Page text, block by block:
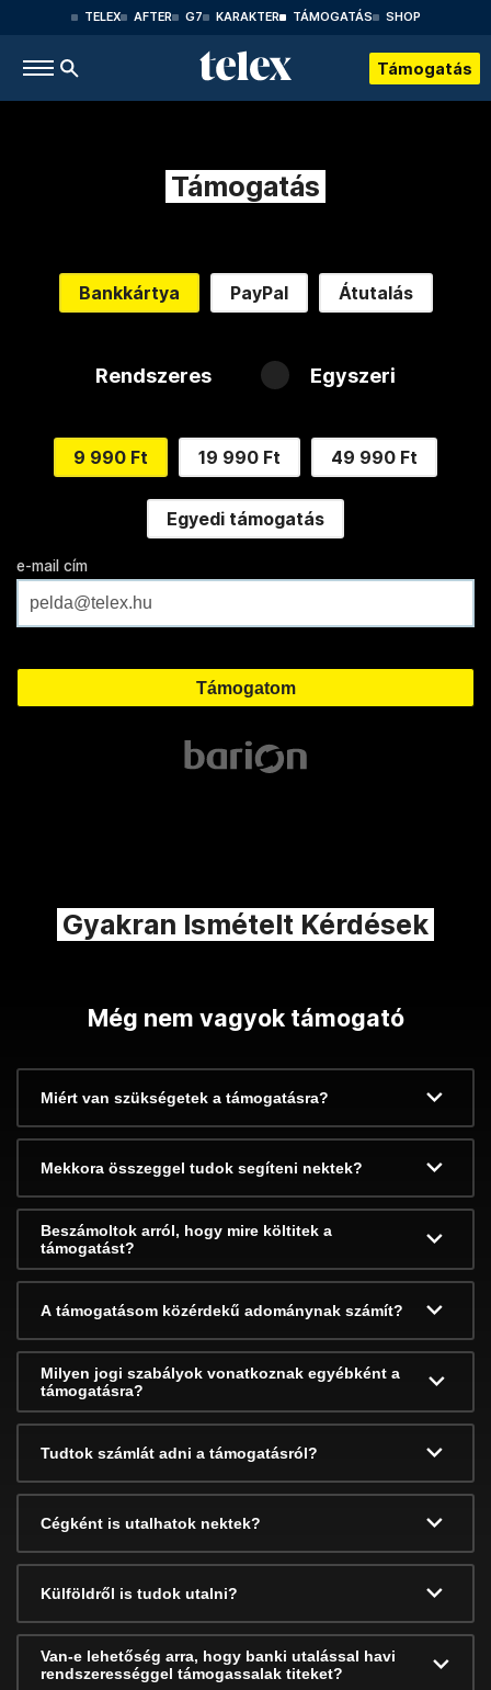
TELEX AFTER G7 KARAKTER TÁMOGATÁS SHOP
Támogatás
Támogatás
Bankkártya PayPal Átutalás
Rendszeres Egyszeri
9 990 Ft 19 990 Ft 49 990 Ft
Egyedi támogatás
e-mail cím
Gyakran Ismételt Kérdések
Még nem vagyok támogató
Miért van szükségetek a támogatásra?
Mekkora összeggel tudok segíteni nektek?
Beszámoltok arról, hogy mire költitek a
támogatást?
A támogatásom közérdekű adománynak számít?
Milyen jogi szabályok vonatkoznak egyébként a
támogatásra?
Tudtok számlát adni a támogatásról?
Cégként is utalhatok nektek?
Külföldről is tudok utalni?
Van-e lehetőség arra, hogy banki utalással havi
rendszerességgel támogassalak titeket?